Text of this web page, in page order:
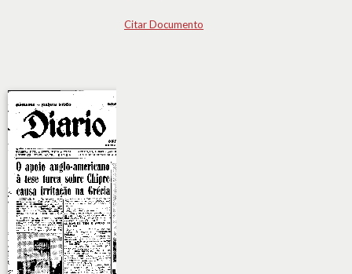
Citar Documento